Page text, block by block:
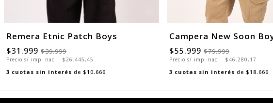
Remera Etnic Patch Boys
$31.999 $39.999
Precio s/ imp. nac.: $26.445,45
3 cuotas sin interés de $10.666
Campera New Soon
$55.999 $79.999
Precio s/ imp. nac.: $46.280,17
3 cuotas sin interés de $18.666